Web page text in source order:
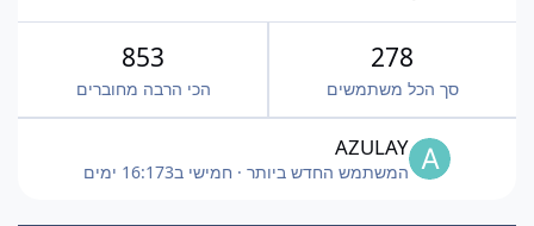
278
סך הכל משתמשים
853
הכי הרבה מחוברים
AZULAY
המשתמש החדש ביותר · חמישי ב16:173 ימים